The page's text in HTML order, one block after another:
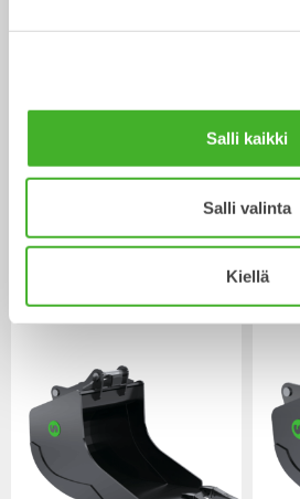
Salli kaikki
Salli valinta
Kiellä